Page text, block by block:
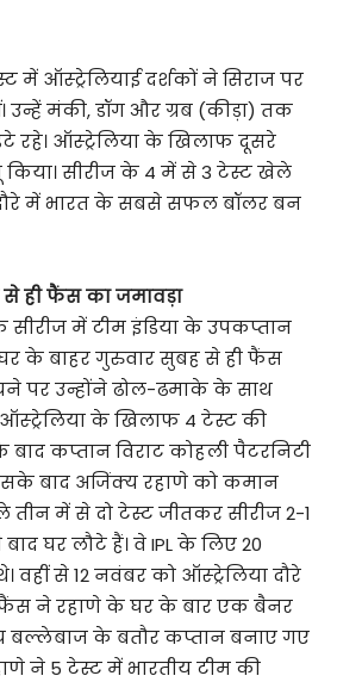
में ऑस्ट्रेलियाई दर्शकों ने सिराज पर
उन्हें मंकी, डॉग और ग्रब (कीड़ा) तक
रहे। ऑस्ट्रेलिया के खिलाफ दूसरे
सीरीज के 4 में से 3 टेस्ट खेले
में भारत के सबसे सफल बॉलर बन
ही फैंस का जमावड़ा
में टीम इंडिया के उपकप्तान
के बाहर गुरुवार सुबह से ही फैंस
पर उन्होंने ढोल-ढमाके के साथ
के खिलाफ 4 टेस्ट की
कप्तान विराट कोहली पैटरनिटी
बाद अजिंक्य रहाणे को कमान
तीन में से दो टेस्ट जीतकर सीरीज 2-1
घर लौटे हैं। वे IPL के लिए 20
वहीं से 12 नवंबर को ऑस्ट्रेलिया दौरे
ने रहाणे के घर के बार एक बैनर
बल्लेबाज के बतौर कप्तान बनाए गए
ने 5 टेस्ट में भारतीय टीम की